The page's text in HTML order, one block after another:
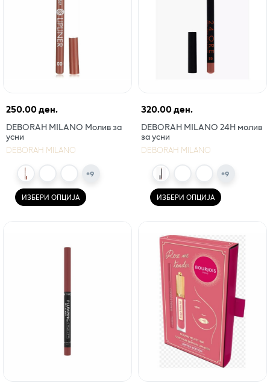
250.00 ден.
DEBORAH MILANO Молив за
усни
DEBORAH MILANO
+9
ИЗБЕРИ ОПЦИЈА
320.00 ден.
DEBORAH MILANO 24H молив
за усни
DEBORAH MILANO
+9
ИЗБЕРИ ОПЦИЈА